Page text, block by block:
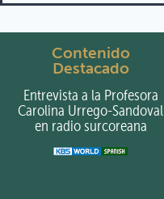
Contenido
Destacado
Entrevista a la Profesora
Carolina Urrego-Sandoval
en radio surcoreana